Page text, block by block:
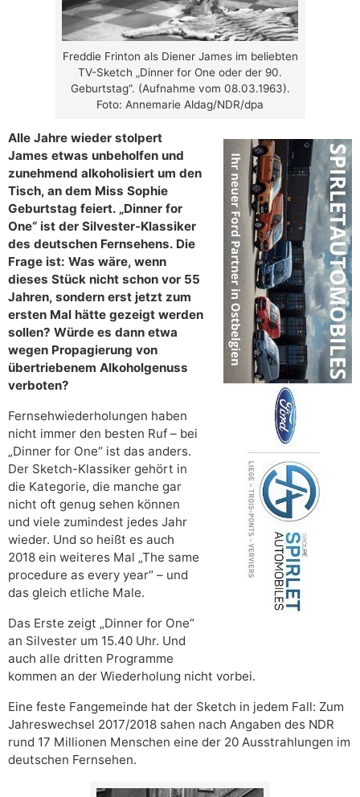
Freddie Frinton als Diener James im beliebten
TV-Sketch „Dinner for One oder der 90.
Geburtstag“. (Aufnahme vom 08.03.1963).
Foto: Annemarie Aldag/NDR/dpa
Alle Jahre wieder stolpert
James etwas unbeholfen und
zunehmend alkoholisiert um den
Tisch, an dem Miss Sophie
Geburtstag feiert. „Dinner for
One“ ist der Silvester-Klassiker
des deutschen Fernsehens. Die
Frage ist: Was wäre, wenn
dieses Stück nicht schon vor 55
Jahren, sondern erst jetzt zum
ersten Mal hätte gezeigt werden
sollen? Würde es dann etwa
wegen Propagierung von
übertriebenem Alkoholgenuss
verboten?
Fernsehwiederholungen haben
nicht immer den besten Ruf – bei
„Dinner for One“ ist das anders.
Der Sketch-Klassiker gehört in
die Kategorie, die manche gar
nicht oft genug sehen können
und viele zumindest jedes Jahr
wieder. Und so heißt es auch
2018 ein weiteres Mal „The same
procedure as every year“ – und
das gleich etliche Male.
Das Erste zeigt „Dinner for One“
an Silvester um 15.40 Uhr. Und
auch alle dritten Programme
kommen an der Wiederholung nicht vorbei.
Eine feste Fangemeinde hat der Sketch in jedem Fall: Zum
Jahreswechsel 2017/2018 sahen nach Angaben des NDR
rund 17 Millionen Menschen eine der 20 Ausstrahlungen im
deutschen Fernsehen.